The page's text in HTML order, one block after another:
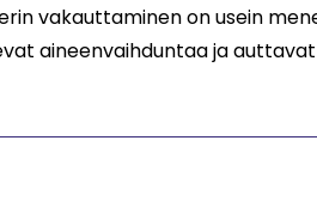
vakauttaminen on usein
aineenvaihduntaa ja